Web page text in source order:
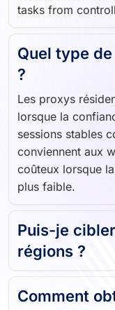
tasks from
Quel type
?
Les proxys
lorsque la
sessions stables
conviennent aux
coûteux lorsque
plus faible.
Puis-je
régions ?
Comment